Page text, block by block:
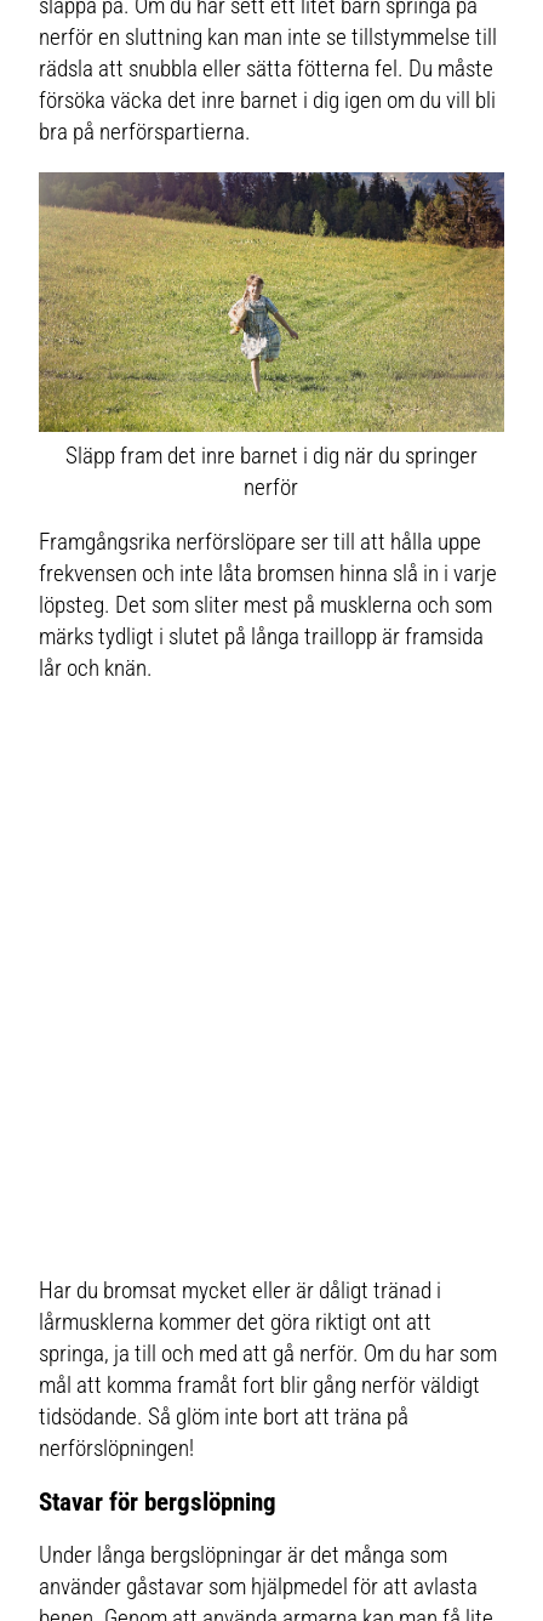
släppa på. Om du har sett ett litet barn springa på
nerför en sluttning kan man inte se tillstymmelse till
rädsla att snubbla eller sätta fötterna fel. Du måste
försöka väcka det inre barnet i dig igen om du vill bli
bra på nerförspartierna.
Släpp fram det inre barnet i dig när du springer
nerför
Framgångsrika nerförslöpare ser till att hålla uppe
frekvensen och inte låta bromsen hinna slå in i varje
löpsteg. Det som sliter mest på musklerna och som
märks tydligt i slutet på långa traillopp är framsida
lår och knän.
Har du bromsat mycket eller är dåligt tränad i
lårmusklerna kommer det göra riktigt ont att
springa, ja till och med att gå nerför. Om du har som
mål att komma framåt fort blir gång nerför väldigt
tidsödande. Så glöm inte bort att träna på
nerförslöpningen!
Stavar för bergslöpning
Under långa bergslöpningar är det många som
använder gåstavar som hjälpmedel för att avlasta